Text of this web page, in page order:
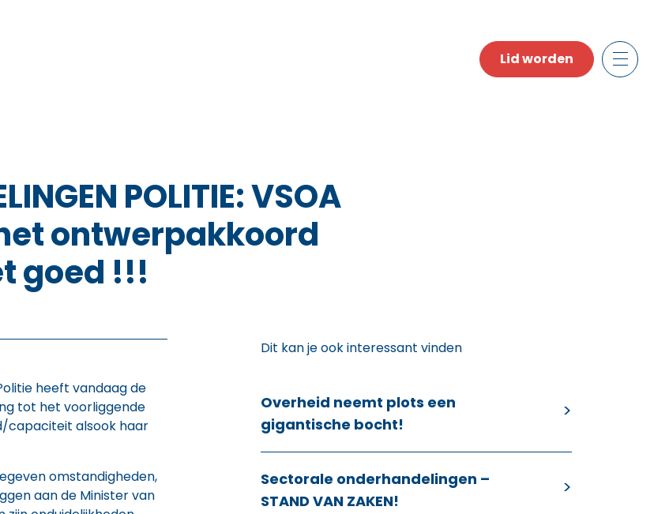
Lid worden
POLITIE: VSOA 
ontwerpakkoord
goed !!!
heeft vandaag de
tot het voorliggende
capaciteit alsook haar
omstandigheden,
aan de Minister van
Dit kan je ook interessant vinden
Overheid neemt plots een
gigantische bocht!
Sectorale onderhandelingen –
STAND VAN ZAKEN!